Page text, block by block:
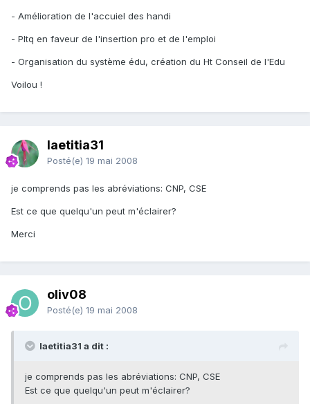
- Amélioration de l'accuiel des handi
- Pltq en faveur de l'insertion pro et de l'emploi
- Organisation du système édu, création du Ht Conseil de l'Edu
Voilou !
laetitia31
Posté(e) 19 mai 2008
je comprends pas les abréviations: CNP, CSE
Est ce que quelqu'un peut m'éclairer?
Merci
oliv08
Posté(e) 19 mai 2008
laetitia31 a dit :
je comprends pas les abréviations: CNP, CSE
Est ce que quelqu'un peut m'éclairer?